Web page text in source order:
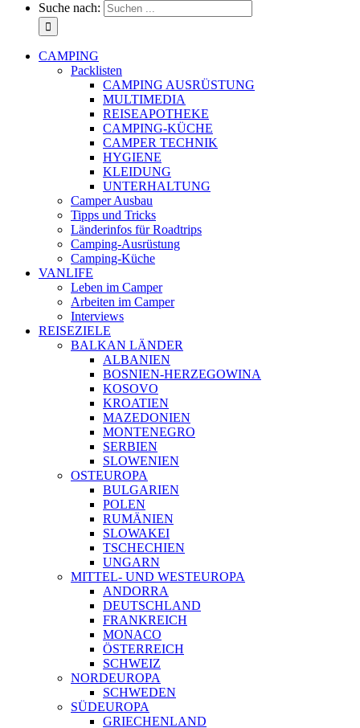
Suche nach:
CAMPING
Packlisten
CAMPING AUSRÜSTUNG
MULTIMEDIA
REISEAPOTHEKE
CAMPING-KÜCHE
CAMPER TECHNIK
HYGIENE
KLEIDUNG
UNTERHALTUNG
Camper Ausbau
Tipps und Tricks
Länderinfos für Roadtrips
Camping-Ausrüstung
Camping-Küche
VANLIFE
Leben im Camper
Arbeiten im Camper
Interviews
REISEZIELE
BALKAN LÄNDER
ALBANIEN
BOSNIEN-HERZEGOWINA
KOSOVO
KROATIEN
MAZEDONIEN
MONTENEGRO
SERBIEN
SLOWENIEN
OSTEUROPA
BULGARIEN
POLEN
RUMÄNIEN
SLOWAKEI
TSCHECHIEN
UNGARN
MITTEL- UND WESTEUROPA
ANDORRA
DEUTSCHLAND
FRANKREICH
MONACO
ÖSTERREICH
SCHWEIZ
NORDEUROPA
SCHWEDEN
SÜDEUROPA
GRIECHENLAND